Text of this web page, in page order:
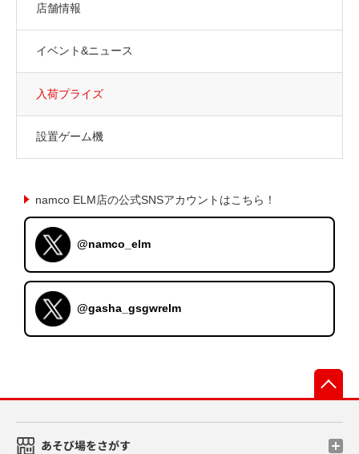
店舗情報
イベント&ニュース
入荷プライズ
設置ゲーム機
namco ELM店の公式SNSアカウントはこちら！
@namco_elm
@gasha_gsgwrelm
あそび場をさがす